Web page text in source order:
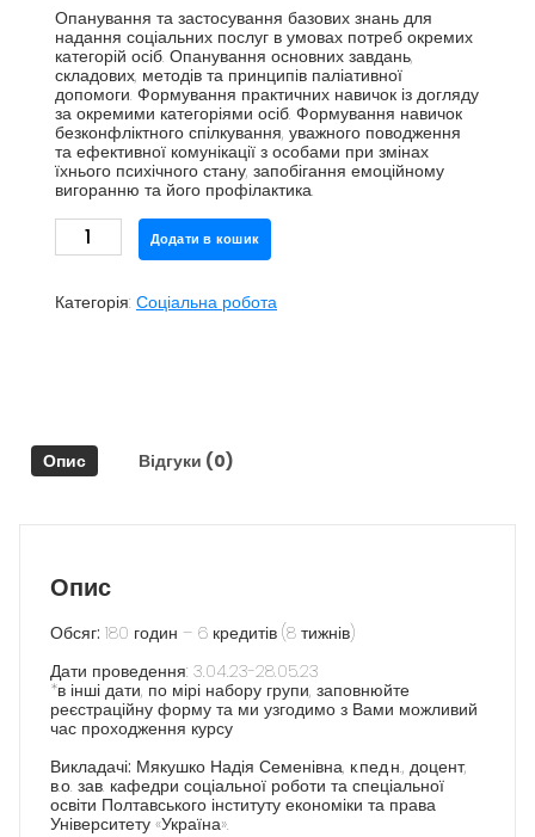
Опанування та застосування базових знань для
надання соціальних послуг в умовах потреб окремих
категорій осіб. Опанування основних завдань,
складових, методів та принципів паліативної
допомоги. Формування практичних навичок із догляду
за окремими категоріями осіб. Формування навичок
безконфліктного спілкування, уважного поводження
та ефективної комунікації з особами при змінах
їхнього психічного стану, запобігання емоційному
вигоранню та його профілактика.
Теоретичні
надання
Додати в кошик
Категорія: Соціальна робота
Опис Відгуки (0)
Опис
Обсяг: 180 годин – 6 кредитів (8 тижнів)
Дати проведення: 3.04.23-28.05.23
*в інші дати, по мірі набору групи, заповнюйте
реєстраційну форму та ми узгодимо з Вами можливий
час проходження курсу
Викладачі: Мякушко Надія Семенівна, к.пед.н., доцент,
в.о. зав. кафедри соціальної роботи та спеціальної
освіти Полтавського інституту економіки та права
Університету «Україна».